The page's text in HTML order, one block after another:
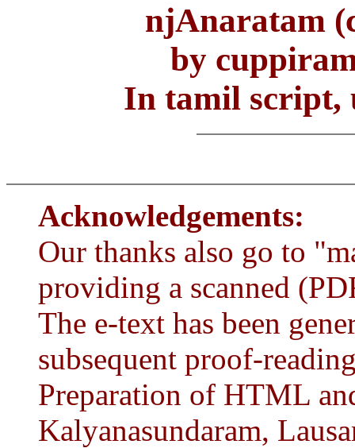
njAnaratam
by
In tamil script,
Acknowledgements:
Our thanks also go to
providing a scanned
The e-text has been
subsequent proof-
Preparation of HTML
Kalyanasundaram,